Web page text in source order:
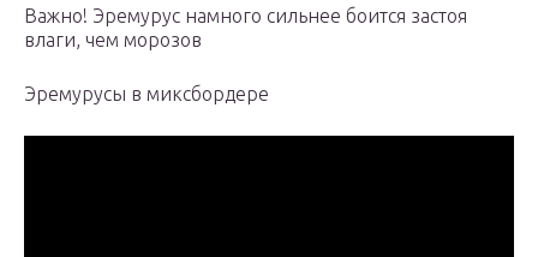
Важно! Эремурус намного сильнее боится застоя
влаги, чем морозов
Эремурусы в миксбордере